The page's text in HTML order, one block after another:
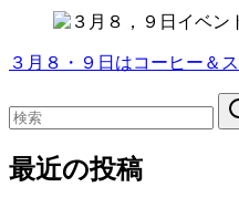
３月８・９日はコーヒー＆
最近の投稿